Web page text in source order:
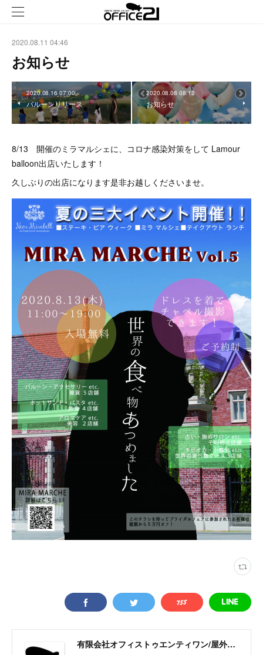
2020.08.11 04:46
お知らせ
2020.08.16 07:00
バルーンリリース
2020.08.08 08:12
お知らせ
8/13 開催のミラマルシェに、コロナ感染対策をして Lamour
balloon出店いたします！
久しぶりの出店になります是非お越しくださいませ。
有限会社オフィストゥエンティワン/屋外・屋内飛行船/大型バルーン/アドバルーン/バルーン装飾等イベント装飾